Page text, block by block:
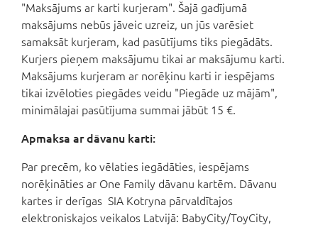
"Maksājums ar karti kurjeram". Šajā gadījumā
maksājums nebūs jāveic uzreiz, un jūs varēsiet
samaksāt kurjeram, kad pasūtījums tiks piegādāts.
Kurjers pieņem maksājumu tikai ar maksājumu karti.
Maksājums kurjeram ar norēķinu karti ir iespējams
tikai izvēloties piegādes veidu "Piegāde uz mājām",
minimālajai pasūtījuma summai jābūt 15 €.
Apmaksa ar dāvanu karti:
Par precēm, ko vēlaties iegādāties, iespējams
norēķināties ar One Family dāvanu kartēm. Dāvanu
kartes ir derīgas SIA Kotryna pārvaldītajos
elektroniskajos veikalos Latvijā: BabyCity/ToyCity,